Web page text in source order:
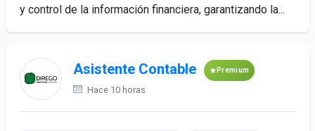
y control de la información financiera, garantizando la...
Asistente Contable Premium
Hace 10 horas